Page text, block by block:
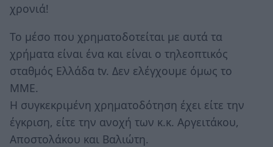
χρονιά!
Το μέσο που χρηματοδοτείται με αυτά τα
χρήματα είναι ένα και είναι ο τηλεοπτικός
σταθμός Ελλάδα tv. Δεν ελέγχουμε όμως το
ΜΜΕ.
H συγκεκριμένη χρηματοδότηση έχει είτε την
έγκριση, είτε την ανοχή των κ.κ. Αργειτάκου,
Αποστολάκου και Βαλιώτη.